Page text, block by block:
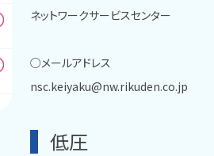
ネットワークサービスセンター
○メールアドレス
nsc.keiyaku@nw.rikuden.co.jp
低圧